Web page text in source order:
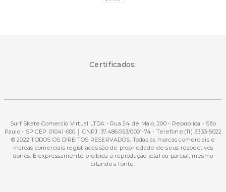
Certificados:
Surf Skate Comercio Virtual LTDA - Rua 24 de Maio, 200 - Republica - São
Paulo - SP CEP: 01041-000 │ CNPJ: 37.486.053/0001-74 - Telefone:(11) 3333-5022
© 2022 TODOS OS DIREITOS RESERVADOS. Todas as marcas comerciais e
marcas comerciais registradas são de propriedade de seus respectivos
donos. É expressamente proibida a reprodução total ou parcial, mesmo
citando a fonte.